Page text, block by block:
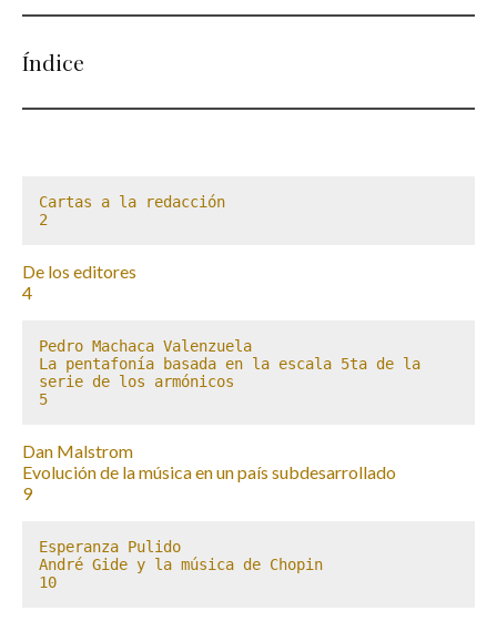
Índice
Cartas a la redacción
2
De los editores
4
Pedro Machaca Valenzuela
La pentafonía basada en la escala 5ta de la
serie de los armónicos
5
Dan Malstrom
Evolución de la música en un país subdesarrollado
9
Esperanza Pulido
André Gide y la música de Chopin
10